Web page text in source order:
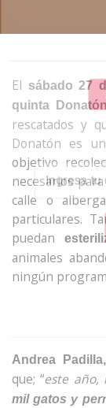
El sábado 27
quinta
rescatados y
Donatón es
objetivo
necesarios
calle o
particulares.
puedan
animales
ningún
Andrea Padilla,
que; “este
mil gatos y